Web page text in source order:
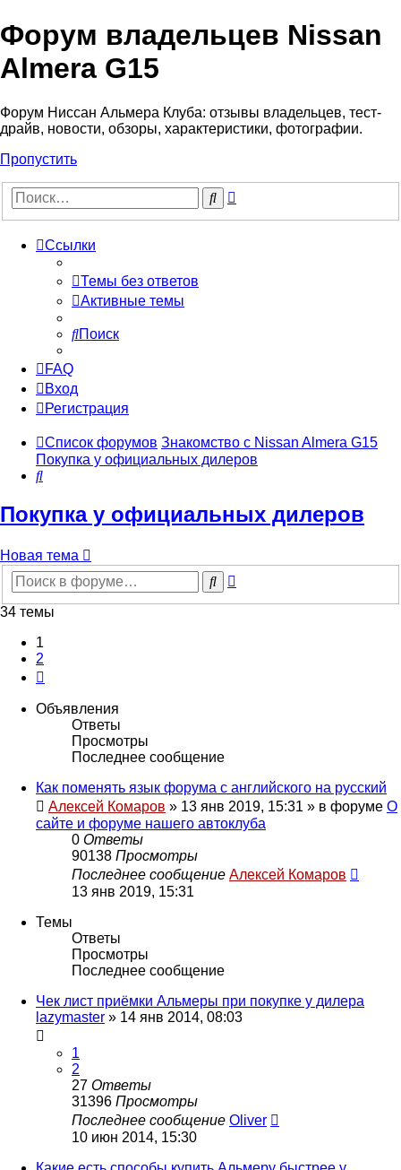
Форум владельцев Nissan
Almera G15
Форум Ниссан Альмера Клуба: отзывы владельцев, тест-
драйв, новости, обзоры, характеристики, фотографии.
Пропустить
Поиск
Ссылки
Темы без ответов
Активные темы
Поиск
FAQ
Вход
Регистрация
Список форумов Знакомство с Nissan Almera G15
Покупка у официальных дилеров
Поиск
Покупка у официальных дилеров
Новая тема
Поиск
34 темы
1
2
Объявления
Ответы
Просмотры
Последнее сообщение
Как поменять язык форума с английского на русский
Алексей Комаров » 13 янв 2019, 15:31 » в форуме О
сайте и форуме нашего автоклуба
0 Ответы
90138 Просмотры
Последнее сообщение Алексей Комаров
13 янв 2019, 15:31
Темы
Ответы
Просмотры
Последнее сообщение
Чек лист приёмки Альмеры при покупке у дилера
lazymaster » 14 янв 2014, 08:03
1
2
27 Ответы
31396 Просмотры
Последнее сообщение Oliver
10 июн 2014, 15:30